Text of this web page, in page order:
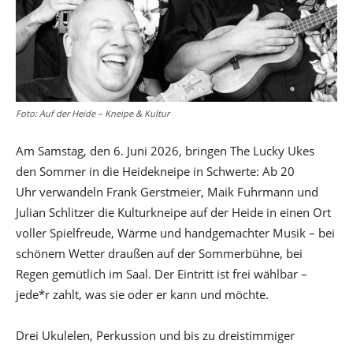
Foto: Auf der Heide – Kneipe & Kultur
Am Samstag, den 6. Juni 2026, bringen The Lucky Ukes
den Sommer in die Heidekneipe in Schwerte: Ab 20
Uhr verwandeln Frank Gerstmeier, Maik Fuhrmann und
Julian Schlitzer die Kulturkneipe auf der Heide in einen Ort
voller Spielfreude, Wärme und handgemachter Musik – bei
schönem Wetter draußen auf der Sommerbühne, bei
Regen gemütlich im Saal. Der Eintritt ist frei wählbar –
jede*r zahlt, was sie oder er kann und möchte.
Drei Ukulelen, Perkussion und bis zu dreistimmiger